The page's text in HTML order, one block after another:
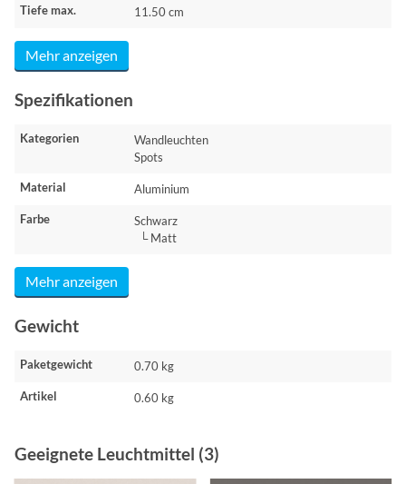
Tiefe max. 11.50 cm
Mehr anzeigen
Spezifikationen
Kategorien
Wandleuchten
Spots
Material Aluminium
Farbe
Schwarz
└ Matt
Mehr anzeigen
Gewicht
Paketgewicht 0.70 kg
Artikel 0.60 kg
Geeignete Leuchtmittel (3)